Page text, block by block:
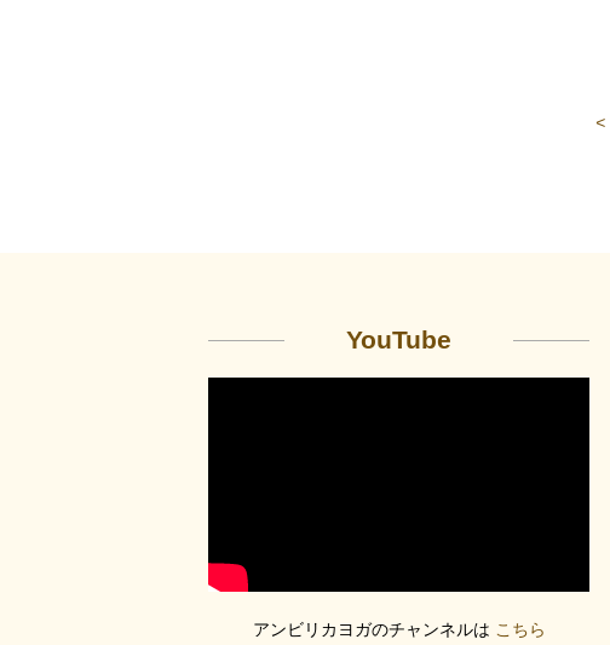
<
YouTube
アンビリカヨガのチャンネルは こちら